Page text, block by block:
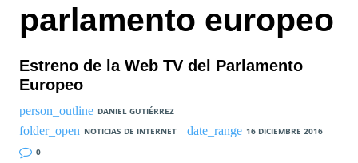
parlamento europeo
Estreno de la Web TV del Parlamento
Europeo
DANIEL GUTIÉRREZ
NOTICIAS DE INTERNET
16 DICIEMBRE 2016
0